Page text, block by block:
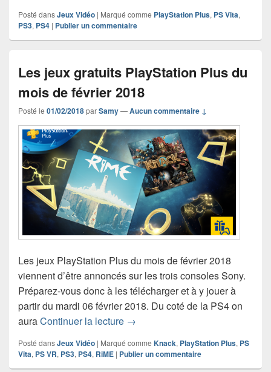
Posté dansJeux Vidéo | Marqué comme PlayStation Plus, PS Vita,
PS3, PS4 | Publier un commentaire
Les jeux gratuits PlayStation Plus du
mois de février 2018
Posté le 01/02/2018parSamy—Aucun commentaire ↓
Les jeux PlayStation Plus du mois de février 2018
viennent d’être annoncés sur les trois consoles Sony.
Préparez-vous donc à les télécharger et à y jouer à
partir du mardi 06 février 2018. Du coté de la PS4 on
auraContinuer la lecture Les jeux gratuits PlayStation
→
Posté dansJeux Vidéo | Marqué comme Knack, PlayStation Plus, PS
Vita, PS VR, PS3, PS4, RiME | Publier un commentaire